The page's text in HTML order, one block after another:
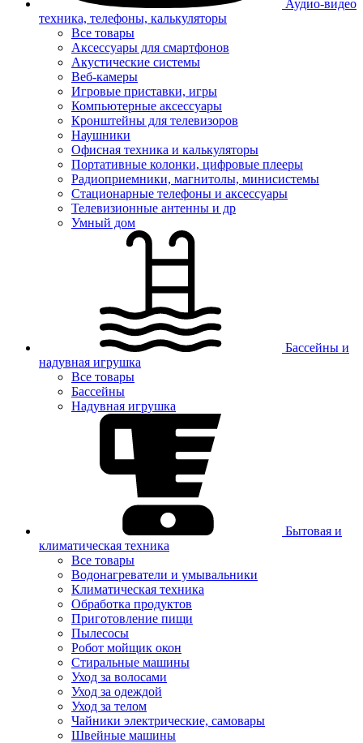
Аудио-видео
техника, телефоны, калькуляторы
Все товары
Аксессуары для смартфонов
Акустические системы
Веб-камеры
Игровые приставки, игры
Компьютерные аксессуары
Кронштейны для телевизоров
Наушники
Офисная техника и калькуляторы
Портативные колонки, цифровые плееры
Радиоприемники, магнитолы, минисистемы
Стационарные телефоны и аксессуары
Телевизионные антенны и др
Умный дом
Бассейны и
надувная игрушка
Все товары
Бассейны
Надувная игрушка
Бытовая и
климатическая техника
Все товары
Водонагреватели и умывальники
Климатическая техника
Обработка продуктов
Приготовление пищи
Пылесосы
Робот мойщик окон
Стиральные машины
Уход за волосами
Уход за одеждой
Уход за телом
Чайники электрические, самовары
Швейные машины